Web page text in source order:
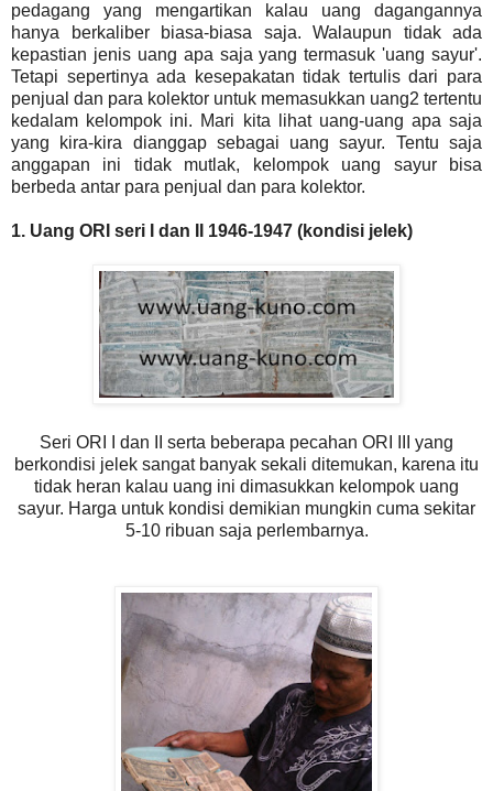
pedagang yang mengartikan kalau uang dagangannya
hanya berkaliber biasa-biasa saja. Walaupun tidak ada
kepastian jenis uang apa saja yang termasuk 'uang sayur'.
Tetapi sepertinya ada kesepakatan tidak tertulis dari para
penjual dan para kolektor untuk memasukkan uang2 tertentu
kedalam kelompok ini. Mari kita lihat uang-uang apa saja
yang kira-kira dianggap sebagai uang sayur. Tentu saja
anggapan ini tidak mutlak, kelompok uang sayur bisa
berbeda antar para penjual dan para kolektor.
1. Uang ORI seri I dan II 1946-1947 (kondisi jelek)
Seri ORI I dan II serta beberapa pecahan ORI III yang
berkondisi jelek sangat banyak sekali ditemukan, karena itu
tidak heran kalau uang ini dimasukkan kelompok uang
sayur. Harga untuk kondisi demikian mungkin cuma sekitar
5-10 ribuan saja perlembarnya.